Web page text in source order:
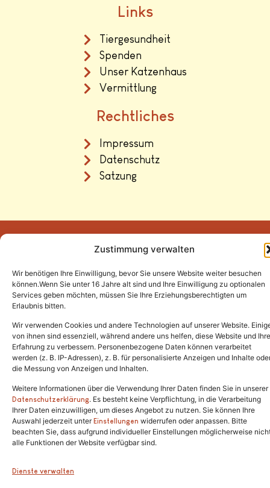
Zustimmung verwalten
Wir benötigen Ihre Einwilligung, bevor Sie unsere Website weiter besuchen
können.Wenn Sie unter 16 Jahre alt sind und Ihre Einwilligung zu optionalen
Services geben möchten, müssen Sie Ihre Erziehungsberechtigten um
Erlaubnis bitten.
Wir verwenden Cookies und andere Technologien auf unserer Website.
von ihnen sind essenziell, während andere uns helfen, diese Website und Ihre
Erfahrung zu verbessern. Personenbezogene Daten können verarbeitet
werden (z. B. IP-Adressen), z. B. für personalisierte Anzeigen und Inhalte
die Messung von Anzeigen und Inhalten.
Weitere Informationen über die Verwendung Ihrer Daten finden Sie in unserer
Datenschutzerklärung. Es besteht keine Verpflichtung, in die Verarbeitung
Ihrer Daten einzuwilligen, um dieses Angebot zu nutzen. Sie können Ihre
Auswahl jederzeit unterEinstellungen widerrufen oder anpassen. Bitte
beachten Sie, dass aufgrund individueller Einstellungen möglicherweise
alle Funktionen der Website verfügbar sind.
Dienste verwalten
Links
Tiergesundheit
Spenden
Unser Katzenhaus
Vermittlung
Rechtliches
Impressum
Datenschutz
Satzung
Copyright © 2024. Alle Rechte vorbehalten.
Tel.:(02646) 915928
info@katzenschutzfreunde.de
Im Brandenfeld 22
53426 Schalkenbach